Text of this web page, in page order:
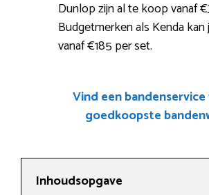
Dunlop zijn al te koop vanaf
Budgetmerken als Kenda kan
vanaf €185 per set.
Vind een
goedkoopste
Inhoudsopgave